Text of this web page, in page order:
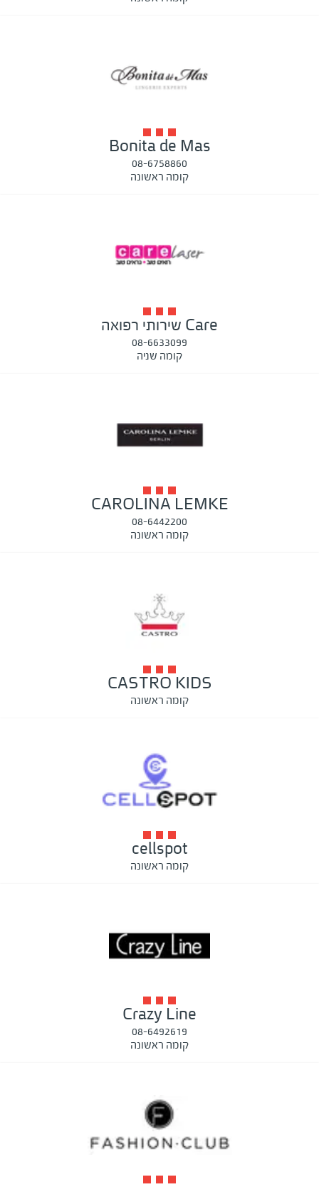
Bonita de Mas
08-6758860
קומה ראשונה
Care שירותי רפואה
08-6633099
קומה שניה
CAROLINA LEMKE
08-6442200
קומה ראשונה
CASTRO KIDS
קומה ראשונה
cellspot
קומה ראשונה
Crazy Line
08-6492619
קומה ראשונה